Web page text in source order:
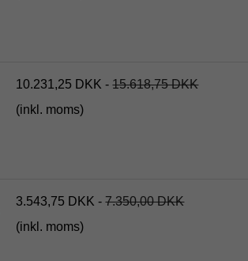
10.231,25 DKK -15.618,75 DKK
(inkl. moms)
3.543,75 DKK -7.350,00 DKK
(inkl. moms)